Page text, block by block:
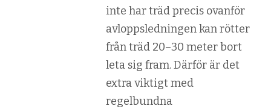
inte har träd precis ovanför
avloppsledningen kan rötter
från träd 20–30 meter bort
leta sig fram. Därför är det
extra viktigt med
regelbundna